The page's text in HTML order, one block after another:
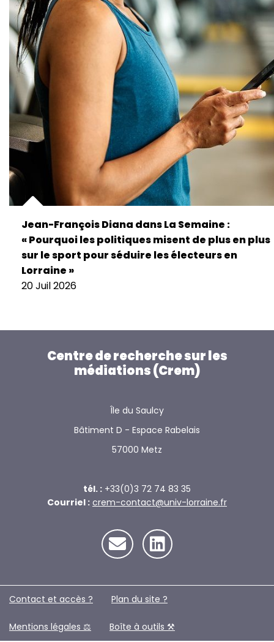
Jean-François Diana dans La Semaine :
« Pourquoi les politiques misent de plus en plus
sur le sport pour séduire les électeurs en
Lorraine »
20 Juil 2026
Centre de recherche sur les
médiations (Crem)
Île du Saulcy
Bâtiment D - Espace Rabelais
57000 Metz
tél. : +33(0)3 72 74 83 35
Courriel : crem-contact@univ-lorraine.fr
Contact et accès ? Plan du site ?️
Mentions légales ⚖️ Boîte à outils ⚒️